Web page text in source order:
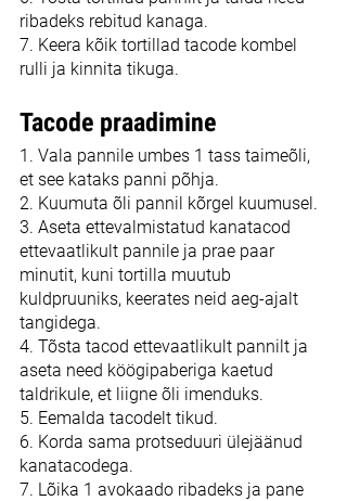
ribadeks rebitud kanaga.
7. Keera kõik tortillad tacode kombel
rulli ja kinnita tikuga.
Tacode praadimine
1. Vala pannile umbes 1 tass taimeõli,
et see kataks panni põhja.
2. Kuumuta õli pannil kõrgel kuumusel.
3. Aseta ettevalmistatud kanatacod
ettevaatlikult pannile ja prae paar
minutit, kuni tortilla muutub
kuldpruuniks, keerates neid aeg-ajalt
tangidega.
4. Tõsta tacod ettevaatlikult pannilt ja
aseta need köögipaberiga kaetud
taldrikule, et liigne õli imenduks.
5. Eemalda tacodelt tikud.
6. Korda sama protseduuri ülejäänud
kanatacodega.
7. Lõika 1 avokaado ribadeks ja pane